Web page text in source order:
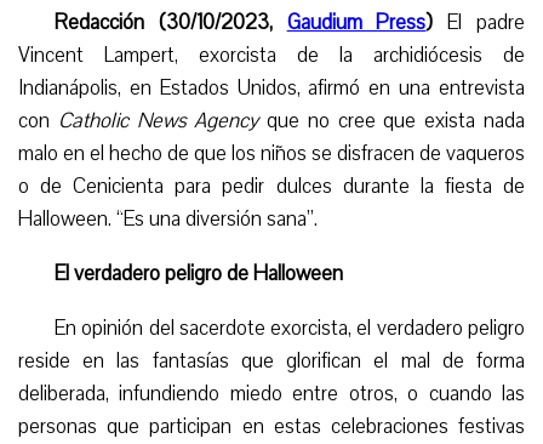
Redacción (30/10/2023, Gaudium Press) El padre
Vincent Lampert, exorcista de la archidiócesis de
Indianápolis, en Estados Unidos, afirmó en una entrevista
con Catholic News Agencyque no cree que exista nada
malo en el hecho de que los niños se disfracen de vaqueros
o de Cenicienta para pedir dulces durante la fiesta de
Halloween. “Es una diversión sana”.
El verdadero peligro de Halloween
En opinión del sacerdote exorcista, el verdadero peligro
reside en las fantasías que glorifican el mal de forma
deliberada, infundiendo miedo entre otros, o cuando las
personas que participan en estas celebraciones festivas